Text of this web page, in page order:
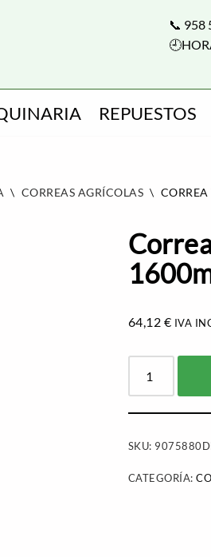
📞 958
REPUESTOS
\ CORREAS AGRÍCOLAS \
64,12 € IVA
SKU:
CATEGORÍA: